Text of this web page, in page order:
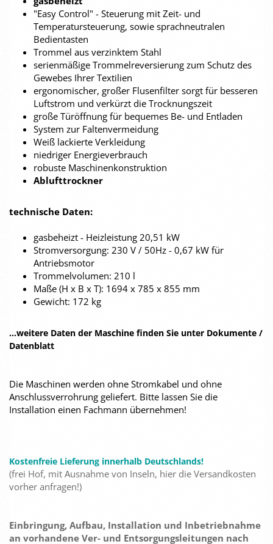
"Easy Control" - Steuerung mit Zeit- und
Temperatursteuerung, sowie sprachneutralen
Bedientasten
Trommel aus verzinktem Stahl
serienmäßige Trommelreversierung zum Schutz des
Gewebes Ihrer Textilien
ergonomischer, großer Flusenfilter sorgt für besseren
Luftstrom und verkürzt die Trocknungszeit
große Türöffnung für bequemes Be- und Entladen
System zur Faltenvermeidung
Weiß lackierte Verkleidung
niedriger Energieverbrauch
robuste Maschinenkonstruktion
Ablufttrockner
technische Daten:
gasbeheizt - Heizleistung 20,51 kW
Stromversorgung: 230 V / 50Hz - 0,67 kW für
Antriebsmotor
Trommelvolumen: 210 l
Maße (H x B x T): 1694 x 785 x 855 mm
Gewicht: 172 kg
...weitere Daten der Maschine finden Sie unter Dokumente /
Datenblatt
Die Maschinen werden ohne Stromkabel und ohne
Anschlussverrohrung geliefert. Bitte lassen Sie die
Installation einen Fachmann übernehmen!
Kostenfreie Lieferung innerhalb Deutschlands!
(frei Hof, mit Ausnahme von Inseln, hier die Versandkosten
vorher anfragen!)
Einbringung, Aufbau, Installation und Inbetriebnahme
an vorhandene Ver- und Entsorgungsleitungen nach